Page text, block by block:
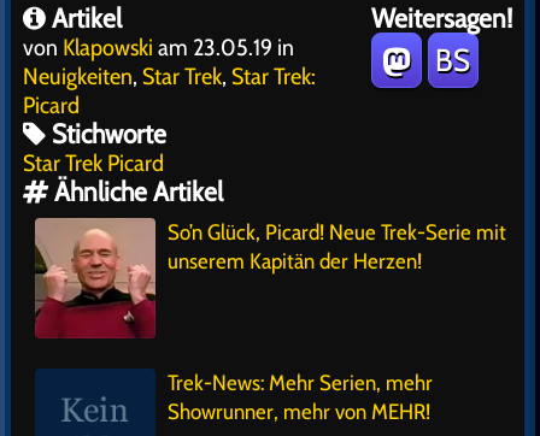
Weitersagen!
BS
Artikel
von Klapowski am 23.05.19 in
Neuigkeiten, Star Trek, Star Trek:
Picard
Stichworte
Star Trek Picard
Ähnliche Artikel
So’n Glück, Picard! Neue Trek-Serie mit
unserem Kapitän der Herzen!
Trek-News: Mehr Serien, mehr
Showrunner, mehr von MEHR!